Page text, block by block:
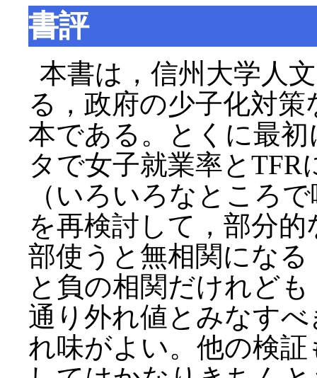
書評
本書は，信州大学人
る，政府の少子化対
本である。とくに最
タで女子就業率と
（いろいろなところ
を再検討して，部分
部使うと無相関にな
と負の相関だけれど
通り外れ値とみなす
れ味がよい。他の検